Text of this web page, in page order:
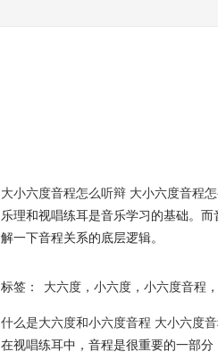
大小六度音程怎么听辩 大小六度音程
乐理和视唱练耳是音乐学习的基础。
解一下音程关系的底层逻辑。
标签： 大六度 ， 小六度 ， 小六度音程 ，
什么是大六度和小六度音程 大小六度
在视唱练耳中，音程是很重要的一部